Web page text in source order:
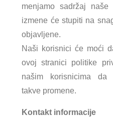
menjamo sadržaj naše
izmene će stupiti na
objavljene.
Naši korisnici će moći
ovoj stranici politike
našim korisnicima da
takve promene.
Kontakt informacije